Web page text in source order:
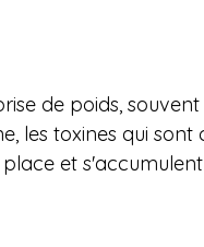
de poids,
les toxines qui
et